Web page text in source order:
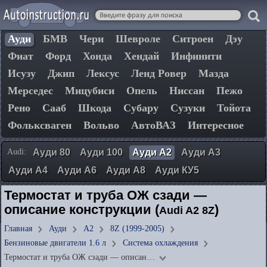
Ауди БМВ Чери Шевроле Ситроен
Дэу
Фиат
Форд Хонда Хендай
Инфинити
Исузу
Джип Лексус Ленд Ровер
Мазда
Мерседес
Мицубиси Опель Ниссан
Пежо
Рено
Сааб Шкода Субару Сузуки
Тойота
Фольксваген
Вольво АвтоВАЗ Интересное
Audi: Ауди 80 Ауди 100 Ауди А2
Ауди А3
Ауди А4
Ауди А6 Ауди А8 Ауди КУ5
Термостат и труба ОЖ сзади —
описание конструкции (Audi A2 8Z)
Главная Ауди А2
8Z (1999-2005)
Бензиновые двигатели 1.6 л
Система охлаждения
Термостат и труба ОЖ сзади — описан…